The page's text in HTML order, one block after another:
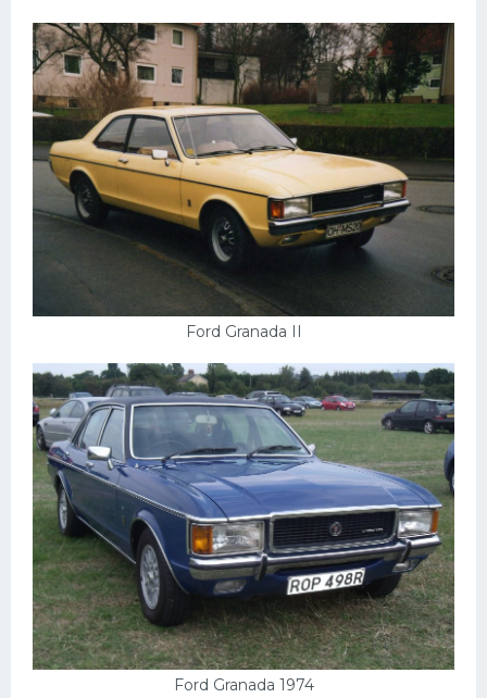
Ford Granada II
Ford Granada 1974